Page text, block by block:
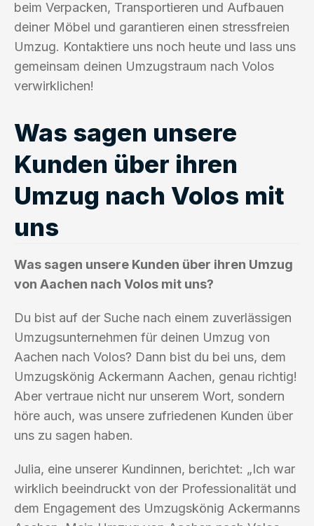
beim Verpacken, Transportieren und Aufbauen
deiner Möbel und garantieren einen stressfreien
Umzug. Kontaktiere uns noch heute und lass uns
gemeinsam deinen Umzugstraum nach Volos
verwirklichen!
Was sagen unsere
Kunden über ihren
Umzug nach Volos mit
uns
Was sagen unsere Kunden über ihren Umzug
von Aachen nach Volos mit uns?
Du bist auf der Suche nach einem zuverlässigen
Umzugsunternehmen für deinen Umzug von
Aachen nach Volos? Dann bist du bei uns, dem
Umzugskönig Ackermann Aachen, genau richtig!
Aber vertraue nicht nur unserem Wort, sondern
höre auch, was unsere zufriedenen Kunden über
uns zu sagen haben.
Julia, eine unserer Kundinnen, berichtet: „Ich war
wirklich beeindruckt von der Professionalität und
dem Engagement des Umzugskönig Ackermanns